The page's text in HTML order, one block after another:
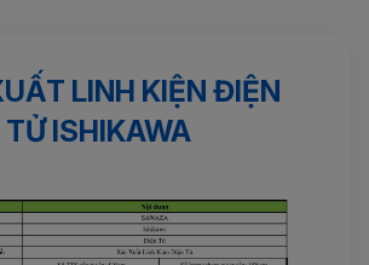
LINH KIỆN ĐIỆN
TỬ ISHIKAWA